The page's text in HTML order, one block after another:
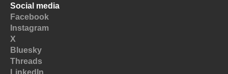
Social media
Facebook
Instagram
X
Bluesky
Threads
LinkedIn